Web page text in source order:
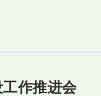
作推进会